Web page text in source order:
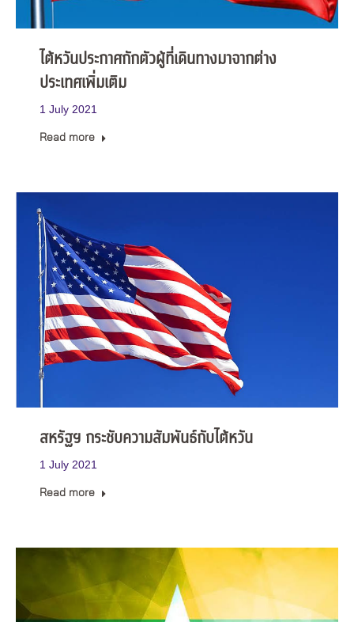
ไต้หวันประกาศกักตัวผู้ที่เดินทางมาจากต่าง
ประเทศเพิ่มเติม
1 July 2021
Read more
สหรัฐฯ กระชับความสัมพันธ์กับไต้หวัน
1 July 2021
Read more